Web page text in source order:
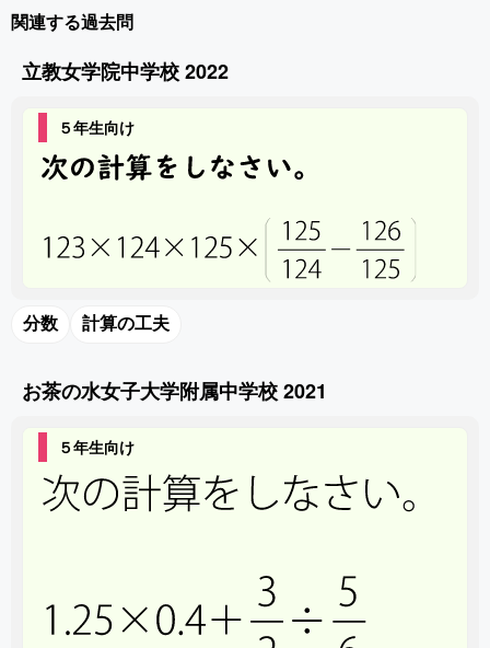
関連する過去問
立教女学院中学校 2022
５年生向け
分数 計算の工夫
お茶の水女子大学附属中学校 2021
５年生向け